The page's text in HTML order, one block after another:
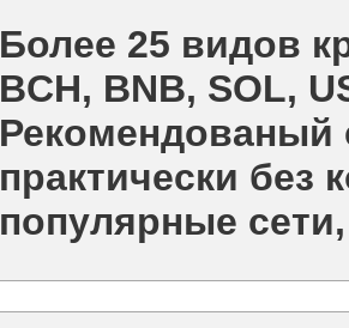
Более 25 видов
BCH, BNB, SOL,
Рекомендованый
практически без
популярные